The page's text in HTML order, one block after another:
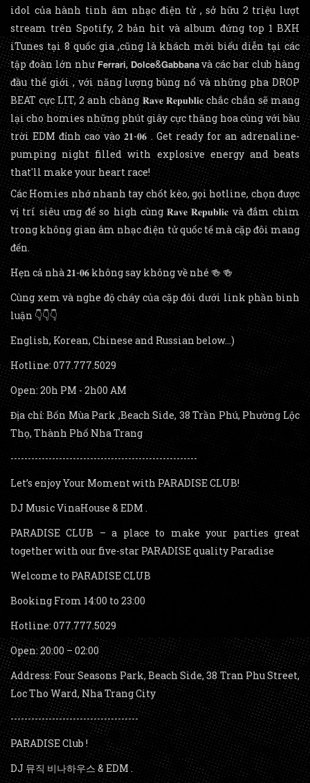
idol của hành tinh âm nhạc điện tử , sở hữu 2 triệu lượt
stream trên Spotify, 2 bản hit và album đứng top 1 BXH
iTunes tại 8 quốc gia ,cũng là khách mời biểu diễn tại các
tập đoàn lớn như 𝗙𝗲𝗿𝗿𝗮𝗿𝗶, 𝗗𝗼𝗹𝗰𝗲&𝗚𝗮𝗯𝗯𝗮𝗻𝗮 và các bar club hàng
đầu thế giới , với năng lượng bùng nổ và những pha DROP
BEAT cực LIT, 2 anh chàng 𝐑𝐚𝐯𝐞 𝐑𝐞𝐩𝐮𝐛𝐥𝐢𝐜 chắc chắn sẽ mang
lại cho homies những phút giây cực thăng hoa cùng với bầu
trời EDM đỉnh cao vào 𝟐𝟏-𝟎𝟔 . Get ready for an adrenaline-
pumping night filled with explosive energy and beats
that'll make your heart race!
Các Homies nhớ nhanh tay chốt kèo, gọi hotline, chọn được
vị trí siêu ưng để so high cùng 𝐑𝐚𝐯𝐞 𝐑𝐞𝐩𝐮𝐛𝐥𝐢𝐜 và đắm chìm
trong không gian âm nhạc điện tử quốc tế mà cặp đôi mang
đến.
Hẹn cả nhà 𝟐𝟏-𝟎𝟔 không say không về nhé 🍻 🍻
Cùng xem và nghe độ cháy của cặp đôi dưới link phần bình
luận 👇👇👇
English, Korean, Chinese and Russian below...)
Hotline: 077.777.5029
Open: 20h PM - 2h00 AM
Địa chỉ: Bốn Mùa Park ,Beach Side, 38 Trần Phú, Phường Lộc
Thọ, Thành Phố Nha Trang
------------------------------------------------------
Let’s enjoy Your Moment with PARADISE CLUB!
DJ Music VinaHouse & EDM .
PARADISE CLUB – a place to make your parties great
together with our five-star PARADISE quality Paradise
Welcome to PARADISE CLUB
Booking From 14:00 to 23:00
Hotline: 077.777.5029
Open: 20:00 – 02:00
Address: Four Seasons Park, Beach Side, 38 Tran Phu Street,
Loc Tho Ward, Nha Trang City
-------------------------------------
PARADISE Club !
DJ 뮤직 비나하우스 & EDM .